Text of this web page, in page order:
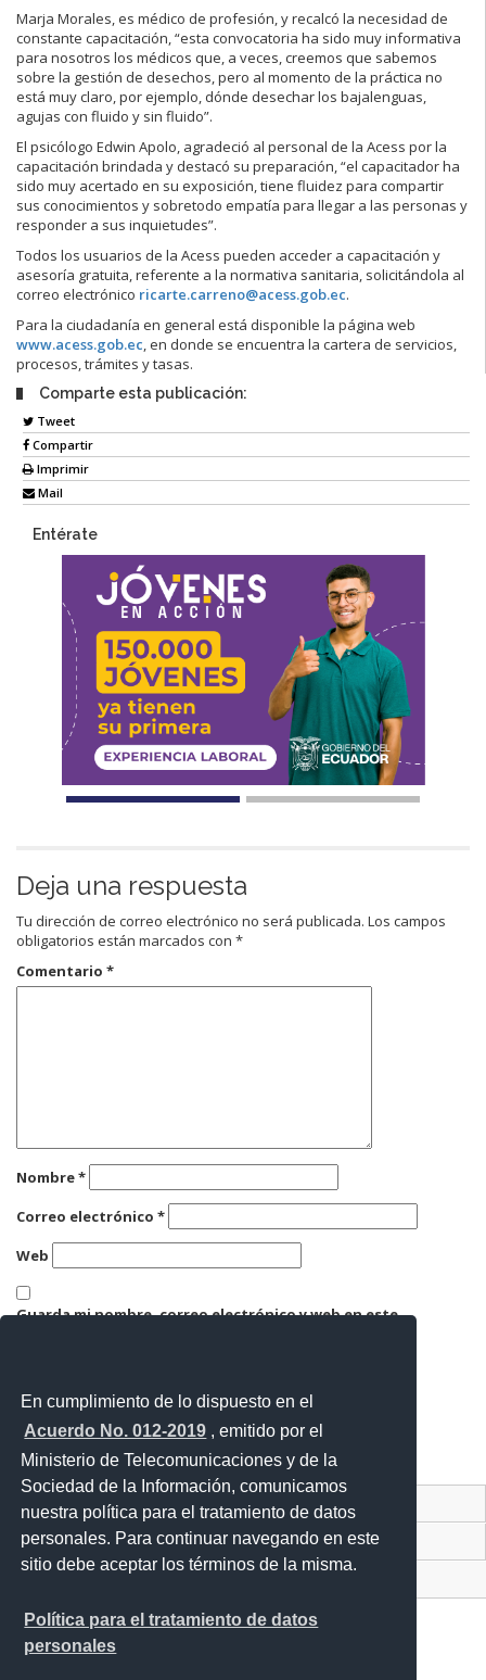
En cumplimiento de lo dispuesto en el
Acuerdo No. 012-2019 , emitido por el
Ministerio de Telecomunicaciones y de la
Sociedad de la Información, comunicamos
nuestra política para el tratamiento de datos
personales. Para continuar navegando en este
sitio debe aceptar los términos de la misma.
Política para el tratamiento de datos
personales
Marja Morales, es médico de profesión, y recalcó la necesidad de
constante capacitación, “esta convocatoria ha sido muy informativa
para nosotros los médicos que, a veces, creemos que sabemos
sobre la gestión de desechos, pero al momento de la práctica no
está muy claro, por ejemplo, dónde desechar los bajalenguas,
agujas con fluido y sin fluido”.
El psicólogo Edwin Apolo, agradeció al personal de la Acess por la
capacitación brindada y destacó su preparación, “el capacitador ha
sido muy acertado en su exposición, tiene fluidez para compartir
sus conocimientos y sobretodo empatía para llegar a las personas y
responder a sus inquietudes”.
Todos los usuarios de la Acess pueden acceder a capacitación y
asesoría gratuita, referente a la normativa sanitaria, solicitándola al
correo electrónico ricarte.carreno@acess.gob.ec.
Para la ciudadanía en general está disponible la página web
www.acess.gob.ec, en donde se encuentra la cartera de servicios,
procesos, trámites y tasas.
Comparte esta publicación:
Tweet
Compartir
Imprimir
Mail
Entérate
Deja una respuesta
Tu dirección de correo electrónico no será publicada. Los campos
obligatorios están marcados con *
Comentario *
Nombre*
Correo electrónico *
Web
Guarda mi nombre, correo electrónico y web en este
Contacto Ciudadano Digital
Portal Trámites Ciudadanos
Sistema Nacional de Información (SNI)